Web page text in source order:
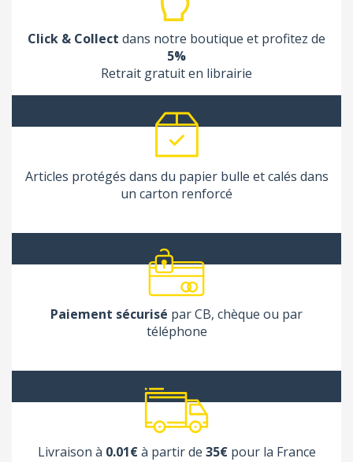
Click & Collect dans notre boutique et profitez de
5%
Retrait gratuit en librairie
Articles protégés dans du papier bulle et calés dans
un carton renforcé
Paiement sécurisé par CB, chèque ou par
téléphone
Livraison à 0.01€à partir de 35€pour la France